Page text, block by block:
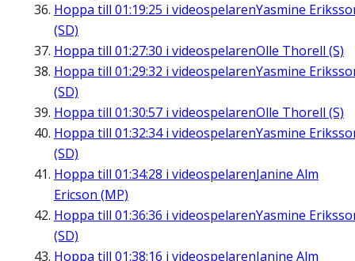
Hoppa till 01:19:25 i videospelarenYasmine
(SD)
Hoppa till 01:27:30 i videospelarenOlle Thorell (S)
Hoppa till 01:29:32 i videospelarenYasmine
(SD)
Hoppa till 01:30:57 i videospelarenOlle Thorell (S)
Hoppa till 01:32:34i videospelarenYasmine
(SD)
Hoppa till 01:34:28 i videospelarenJanine Alm
Ericson (MP)
Hoppa till 01:36:36 i videospelarenYasmine
(SD)
Hoppa till 01:38:16 i videospelarenJanine Alm